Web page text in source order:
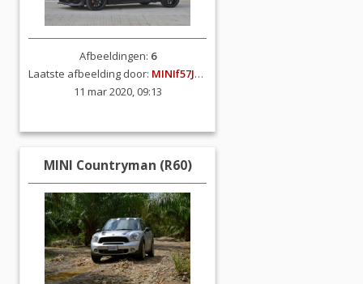
Afbeeldingen: 6
Laatste afbeelding door: MINIf57JCW
11 mar 2020, 09:13
MINI Countryman (R60)